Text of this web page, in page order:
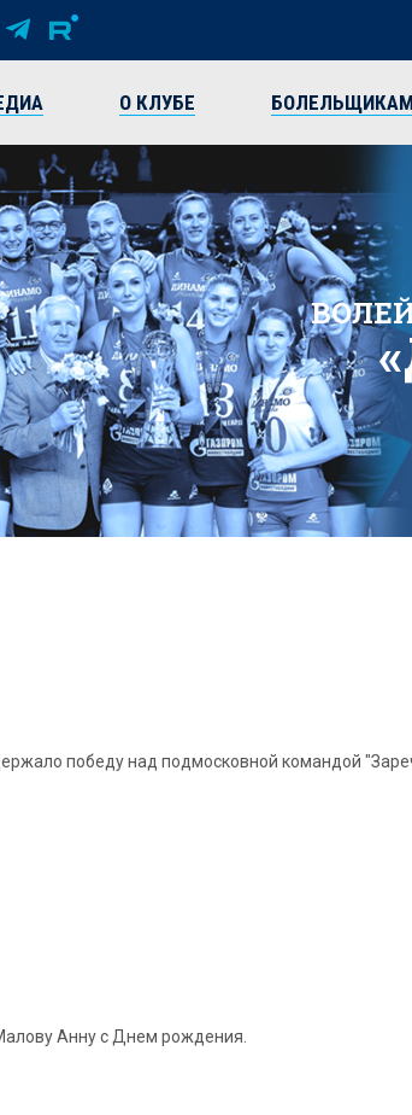
О КЛУБЕ БОЛЕЛЬЩИКАМ
победу над подмосковной командой
Анну с Днем рождения.